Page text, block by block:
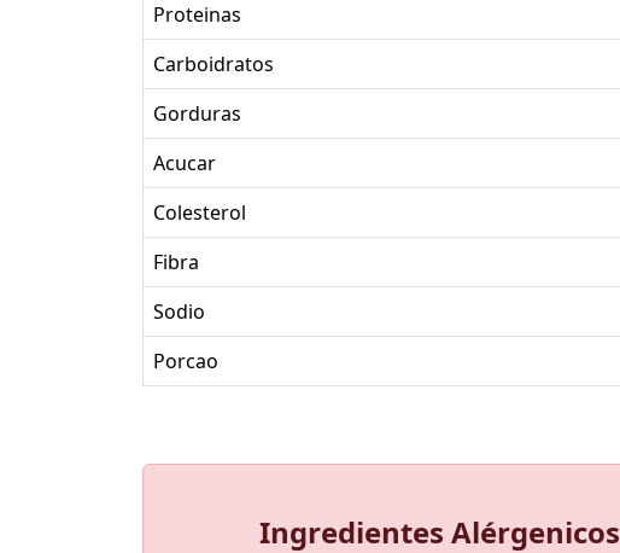
Proteinas
Carboidratos
Gorduras
Acucar
Colesterol
Fibra
Sodio
Porcao
Ingredientes Alérgenicos